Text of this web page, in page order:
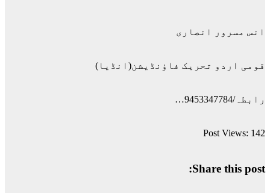
انس مسرور انصاری
قومی اردو تحریک فاؤنڈیشن(انڈیا)
رابطہ/9453347784…
Post Views: 142
Share this post: